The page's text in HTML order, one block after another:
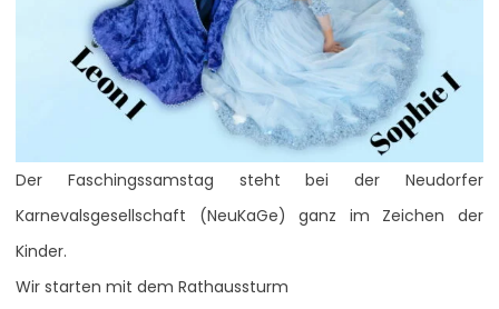
Der Faschingssamstag steht bei der Neudorfer
Karnevalsgesellschaft (NeuKaGe) ganz im Zeichen der
Kinder.
Wir starten mit dem Rathaussturm